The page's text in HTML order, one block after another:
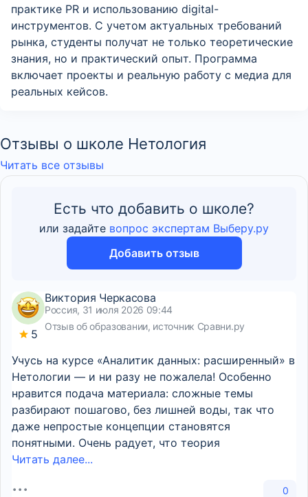
практике PR и использованию digital-
инструментов. С учетом актуальных требований
рынка, студенты получат не только теоретические
знания, но и практический опыт. Программа
включает проекты и реальную работу с медиа для
реальных кейсов.
Отзывы о школе Нетология
Читать все отзывы
Есть что добавить о школе?
или задайте вопрос экспертам Выберу.ру
Добавить отзыв
5
Виктория Черкасова
Россия, 31 июля 2026 09:44
Отзыв об образовании, источник Сравни.ру
Учусь на курсе «Аналитик данных: расширенный» в
Нетологии — и ни разу не пожалела! Особенно
нравится подача материала: сложные темы
разбирают пошагово, без лишней воды, так что
даже непростые концепции становятся
понятными. Очень радует, что теория
Читать далее...
0